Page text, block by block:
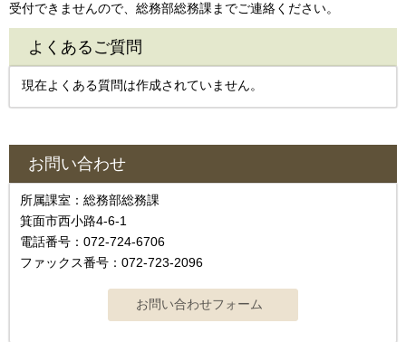
受付できませんので、総務部総務課までご連絡ください。
よくあるご質問
現在よくある質問は作成されていません。
お問い合わせ
所属課室：総務部総務課
箕面市西小路4‐6‐1
電話番号：072-724-6706
ファックス番号：072-723-2096